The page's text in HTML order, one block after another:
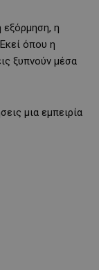
εξόρμηση, η
όπου η
ξυπνούν μέσα
μια εμπειρία